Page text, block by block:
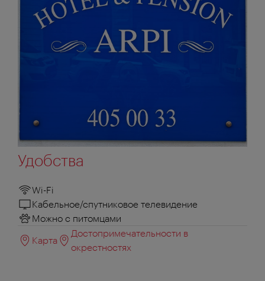
Удобства
Wi-Fi
Кабельное/спутниковое телевидение
Можно с питомцами
Карта
Достопримечательности в
окрестностях